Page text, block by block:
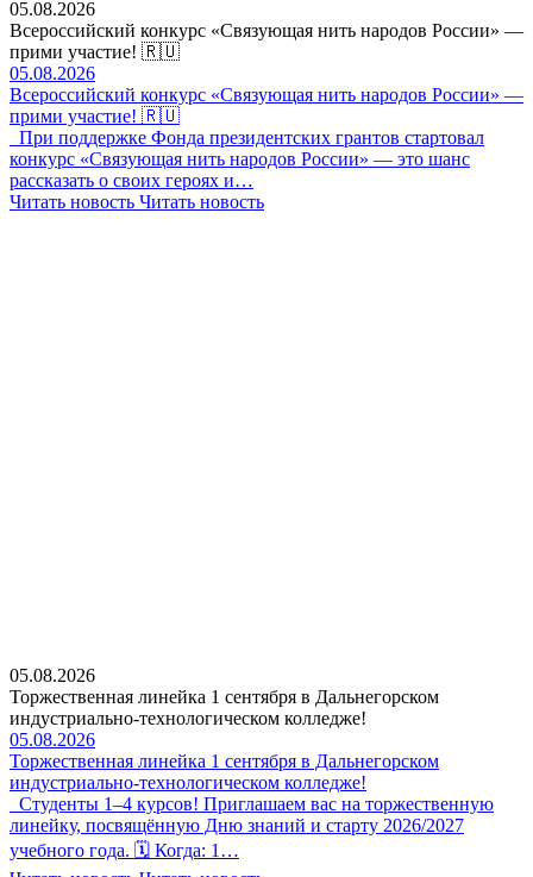
05.08.2026
Всероссийский конкурс «Связующая нить народов России» —
прими участие! 🇷🇺
05.08.2026
Всероссийский конкурс «Связующая нить народов России» —
прими участие! 🇷🇺
При поддержке Фонда президентских грантов стартовал
конкурс «Связующая нить народов России» — это шанс
рассказать о своих героях и…
Читать новость Читать новость
05.08.2026
Торжественная линейка 1 сентября в Дальнегорском
индустриально-технологическом колледже!
05.08.2026
Торжественная линейка 1 сентября в Дальнегорском
индустриально-технологическом колледже!
Студенты 1–4 курсов! Приглашаем вас на торжественную
линейку, посвящённую Дню знаний и старту 2026/2027
учебного года. 🗓 Когда: 1…